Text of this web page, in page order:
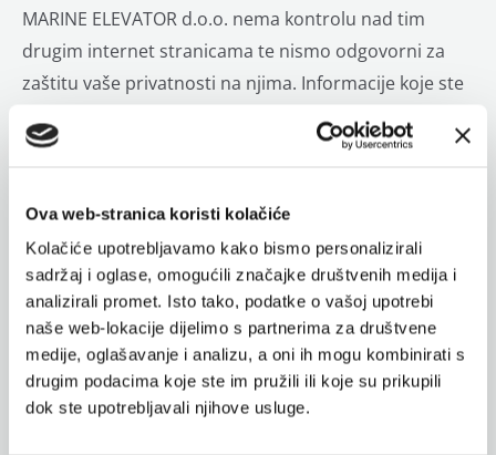
Ova web-stranica koristi kolačiće
Kolačiće upotrebljavamo kako bismo personalizirali
sadržaj i oglase, omogućili značajke društvenih medija i
analizirali promet. Isto tako, podatke o vašoj upotrebi
naše web-lokacije dijelimo s partnerima za društvene
medije, oglašavanje i analizu, a oni ih mogu kombinirati s
drugim podacima koje ste im pružili ili koje su prikupili
dok ste upotrebljavali njihove usluge.
MARINE ELEVATOR d.o.o. nema kontrolu nad tim
drugim internet stranicama te nismo odgovorni za
zaštitu vaše privatnosti na njima. Informacije koje ste
dali prilikom posjete tim internet stranicama nisu
regulirane ovim Uvjetima o zaštiti privatnosti.
Zašto Marine Elevator d.o.o.
obrađuje osobne podatke i tko
ima pristup?
Obrada osobnih podataka nužna je kako bi pružili
korisnicima tražene informacije i usluge. Pristup
vašim osobnim podacima imaju djelatnici tvrtke
Marine Elevator d.o.o..